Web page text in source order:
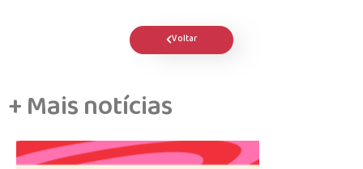
Voltar
+ Mais notícias